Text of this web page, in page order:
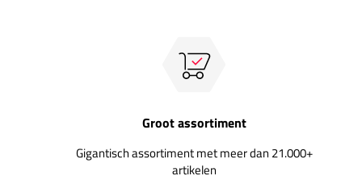
Groot assortiment
Gigantisch assortiment met meer dan 21.000+
artikelen